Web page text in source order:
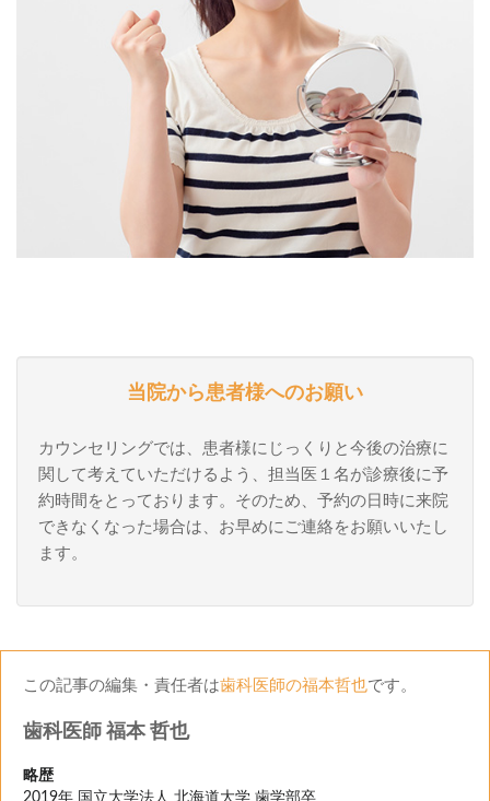
当院から患者様へのお願い
カウンセリングでは、患者様にじっくりと今後の治療に
関して考えていただけるよう、担当医１名が診療後に予
約時間をとっております。そのため、予約の日時に来院
できなくなった場合は、お早めにご連絡をお願いいたし
ます。
この記事の編集・責任者は歯科医師の福本哲也です。
歯科医師 福本 哲也
略歴
2019年 国立大学法人 北海道大学 歯学部卒